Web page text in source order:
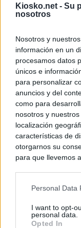
Kiosko.net - Su
nosotros
Nosotros y
información en un
procesamos datos
únicos e
para personalizar
anuncios y del
como para
nosotros y
localización
características de
otorgarnos su
para que llevemos
negar su
de su
rechazar tal
Personal Data
I want to opt-
personal data.
Opted In